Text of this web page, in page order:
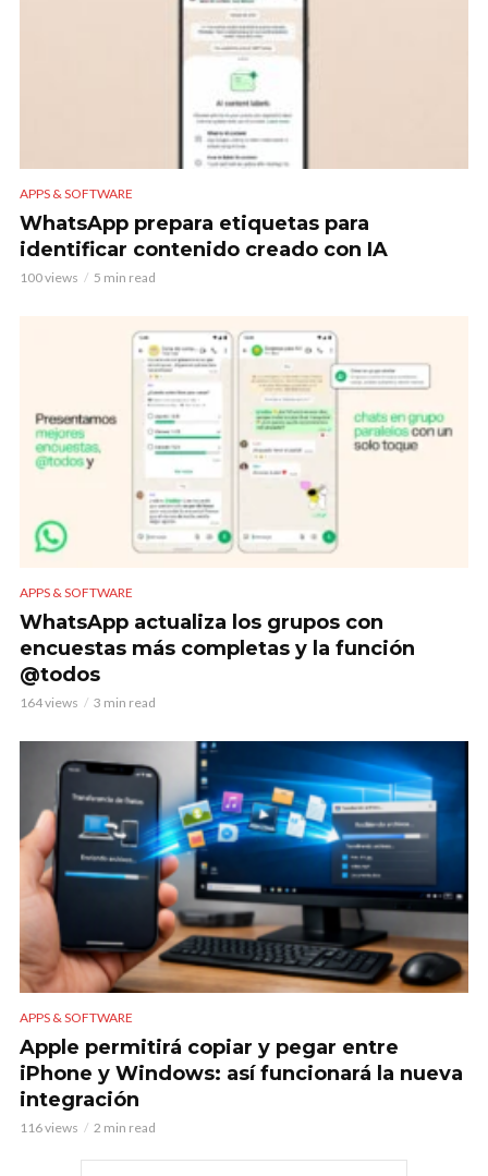
APPS & SOFTWARE
WhatsApp prepara etiquetas para
identificar contenido creado con IA
100 views 5 min read
APPS & SOFTWARE
WhatsApp actualiza los grupos con
encuestas más completas y la función
@todos
164 views 3 min read
APPS & SOFTWARE
Apple permitirá copiar y pegar entre
iPhone y Windows: así funcionará la nueva
integración
116 views 2 min read